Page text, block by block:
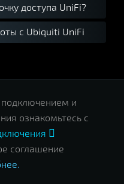
доступа UniFi?
с Ubiquiti UniFi
и
ознакомьтесь с

соглашение